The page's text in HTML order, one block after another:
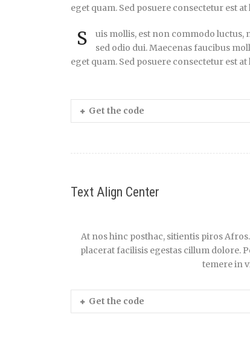
eget quam. Sed posuere consectetur est
S
uis mollis, est non commodo luctus,
sed odio dui. Maecenas faucibus
eget quam. Sed posuere consectetur est
Get the code
Text Align Center
At nos hinc posthac, sitientis piros
placerat facilisis egestas cillum dolore.
temere in
Get the code